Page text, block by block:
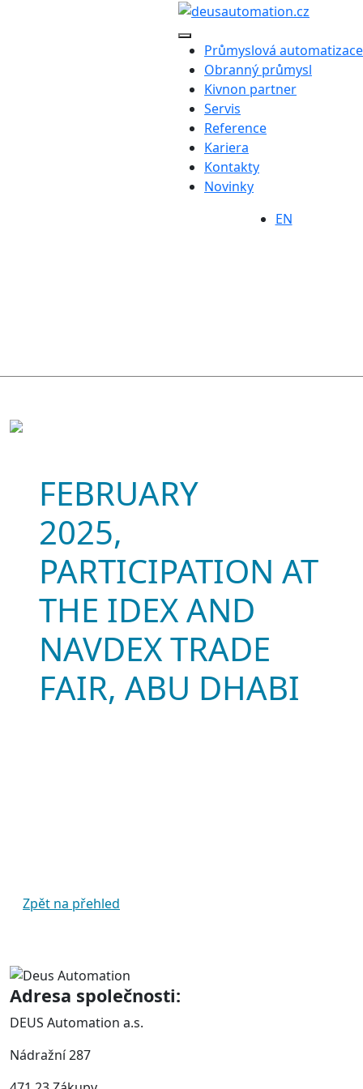
Průmyslová automatizace
Obranný průmysl
Kivnon partner
Servis
Reference
Kariera
Kontakty
Novinky
EN
FEBRUARY
2025,
PARTICIPATION AT
THE IDEX AND
NAVDEX TRADE
FAIR, ABU DHABI
Zpět na přehled
Adresa společnosti:
DEUS Automation a.s.
Nádražní 287